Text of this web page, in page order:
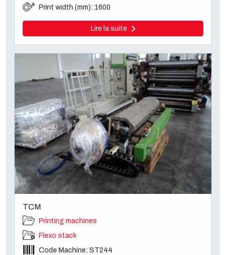
Print width (mm): 1600
Lire la suite
TCM
Printing machines
Flexo stack
Code Machine: ST244